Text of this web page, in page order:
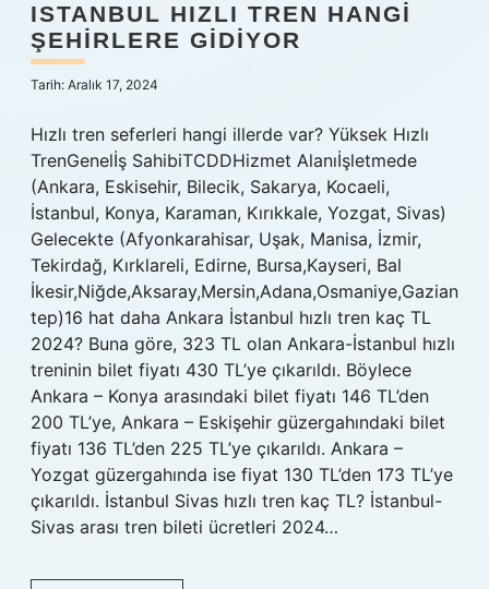
Hakkımızda
ISTANBUL HIZLI TREN HANGI
ŞEHIRLERE GIDIYOR
Tarih: Aralık 17, 2024
Hızlı tren seferleri hangi illerde var? Yüksek Hızlı
TrenGenelİş SahibiTCDDHizmet Alanıİşletmede
(Ankara, Eskisehir, Bilecik, Sakarya, Kocaeli,
İstanbul, Konya, Karaman, Kırıkkale, Yozgat, Sivas)
Gelecekte (Afyonkarahisar, Uşak, Manisa, İzmir,
Tekirdağ, Kırklareli, Edirne, Bursa,Kayseri, Bal
İkesir,Niğde,Aksaray,Mersin,Adana,Osmaniye,Gazian
tep)16 hat daha Ankara İstanbul hızlı tren kaç TL
2024? Buna göre, 323 TL olan Ankara-İstanbul hızlı
treninin bilet fiyatı 430 TL’ye çıkarıldı. Böylece
Ankara – Konya arasındaki bilet fiyatı 146 TL’den
200 TL’ye, Ankara – Eskişehir güzergahındaki bilet
fiyatı 136 TL’den 225 TL’ye çıkarıldı. Ankara –
Yozgat güzergahında ise fiyat 130 TL’den 173 TL’ye
çıkarıldı. İstanbul Sivas hızlı tren kaç TL? İstanbul-
Sivas arası tren bileti ücretleri 2024…